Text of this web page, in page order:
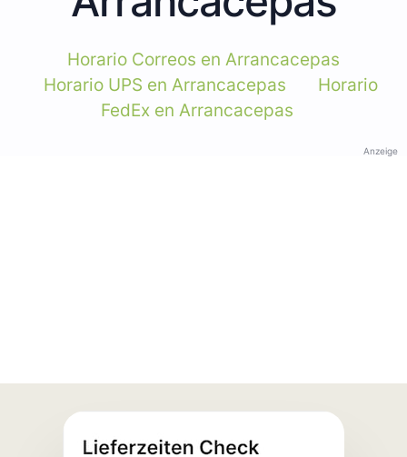
Horario Correos en Arrancacepas
Horario UPS en Arrancacepas
Horario
FedEx en Arrancacepas
Anzeige